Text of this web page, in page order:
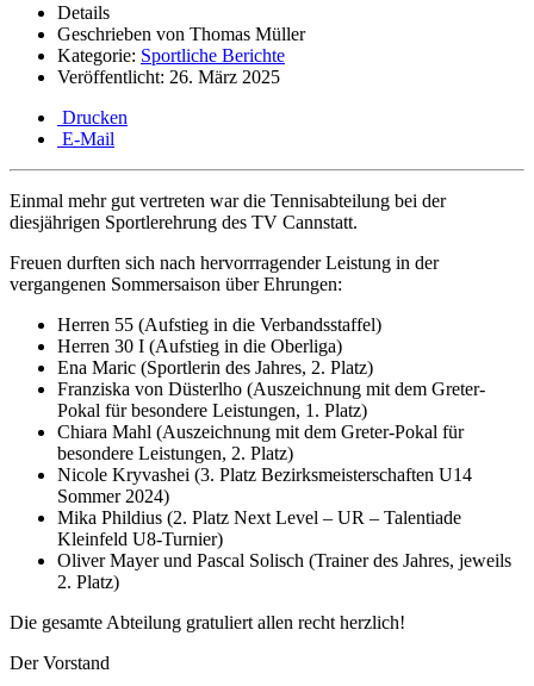
Details
Geschrieben von Thomas Müller
Kategorie: Sportliche Berichte
Veröffentlicht: 26. März 2025
Drucken
E-Mail
Einmal mehr gut vertreten war die Tennisabteilung bei der
diesjährigen Sportlerehrung des TV Cannstatt.
Freuen durften sich nach hervorrragender Leistung in der
vergangenen Sommersaison über Ehrungen:
Herren 55 (Aufstieg in die Verbandsstaffel)
Herren 30 I (Aufstieg in die Oberliga)
Ena Maric (Sportlerin des Jahres, 2. Platz)
Franziska von Düsterlho (Auszeichnung mit dem Greter-
Pokal für besondere Leistungen, 1. Platz)
Chiara Mahl (Auszeichnung mit dem Greter-Pokal für
besondere Leistungen, 2. Platz)
Nicole Kryvashei (3. Platz Bezirksmeisterschaften U14
Sommer 2024)
Mika Phildius (2. Platz Next Level – UR – Talentiade
Kleinfeld U8-Turnier)
Oliver Mayer und Pascal Solisch (Trainer des Jahres, jeweils
2. Platz)
Die gesamte Abteilung gratuliert allen recht herzlich!
Der Vorstand